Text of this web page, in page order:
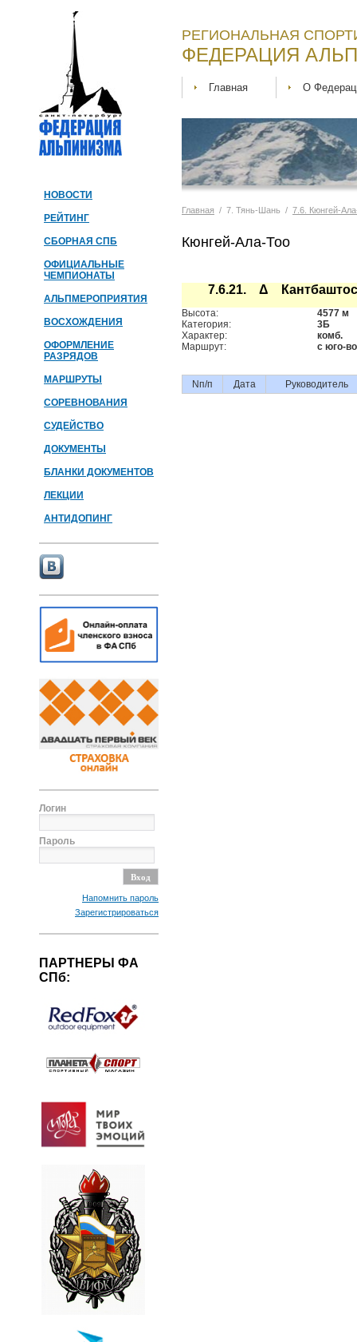
НОВОСТИ
РЕЙТИНГ
СБОРНАЯ СПБ
ОФИЦИАЛЬНЫЕ
ЧЕМПИОНАТЫ
АЛЬПМЕРОПРИЯТИЯ
ВОСХОЖДЕНИЯ
ОФОРМЛЕНИЕ
РАЗРЯДОВ
МАРШРУТЫ
СОРЕВНОВАНИЯ
СУДЕЙСТВО
ДОКУМЕНТЫ
БЛАНКИ ДОКУМЕНТОВ
ЛЕКЦИИ
АНТИДОПИНГ
Логин
Пароль
Напомнить пароль
Зарегистрироваться
ПАРТНЕРЫ ФА
СПб:
РЕГИОНАЛЬНАЯ
ФЕДЕРАЦИЯ
Главная О
Главная / 7. Тянь-Шань / 7.6. Кюнгей-
Кюнгей-Ала-Тоо
7.6.21. Δ Кантбаштос
Высота:
4577 м
Категория:
3Б
Характер:
комб.
Маршрут:
с юго-
Nп/п Дата Руководитель